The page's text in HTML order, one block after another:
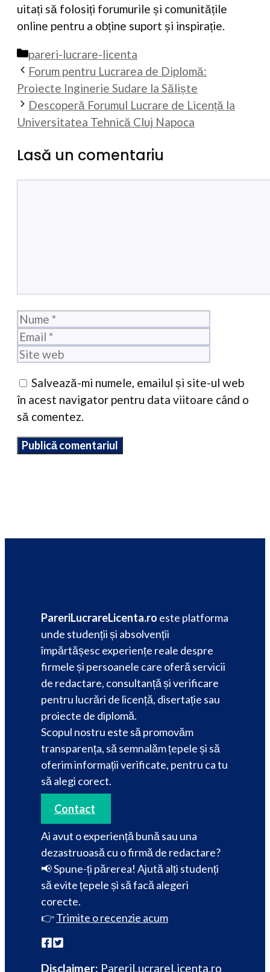
uitați să folosiți forumurile și comunitățile
online pentru a obține suport și inspirație.
Categorii
pareri-lucrare-licenta
Forum pentru Lucrarea de Diplomă:
Proiecte Inginerie Sudare la Săliște
Descoperă Forumul Lucrare de Licență la
Universitatea Tehnică Cluj Napoca
Lasă un comentariu
Nume
Salvează-mi numele, emailul și site-ul web
în acest navigator pentru data viitoare când o
să comentez.
PareriLucrareLicenta.ro este platforma
unde studenții și absolvenții
împărtășesc experiențe reale despre
firmele și persoanele care oferă servicii
de redactare, consultanță și verificare
pentru lucrări de licență, disertație sau
proiecte de diplomă.
Scopul nostru este să promovăm
transparența, să semnalăm țepele și să
oferim informații verificate, pentru ca tu
să alegi corect.
Contact
Ai avut o experiență bună sau una
dezastruoasă cu o firmă de redactare?
📢 Spune-ți părerea! Ajută alți studenți
să evite țepele și să facă alegeri
corecte.
👉Trimite o recenzie acum
Disclaimer: PareriLucrareLicenta.ro